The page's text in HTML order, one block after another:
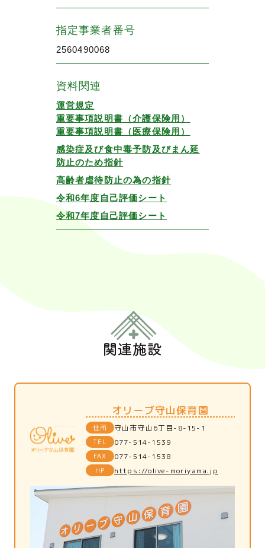
指定事業者番号
2560490068
資料関連
運営規定
重要事項説明書（介護保険用）
重要事項説明書（医療保険用）
感染症及び食中毒予防及びまん延
防止のため指針
高齢者虐待防止の為の指針
令和6年度自己評価シート
令和7年度自己評価シート
関連施設
オリーブ守山保育園
住所 守山市守山6丁目-8-15-1
TEL 077-514-1539
FAX 077-514-1538
HP https://olive-moriyama.jp